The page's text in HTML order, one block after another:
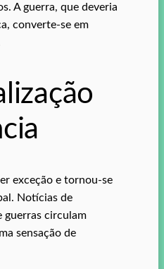
A guerra, que deveria
converte-se em
exceção e tornou-se
Notícias de
guerras circulam
sensação de